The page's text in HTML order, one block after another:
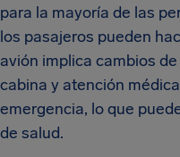
para la mayoría de las
los pasajeros pueden
avión implica cambios
cabina y atención
emergencia, lo que
de salud.